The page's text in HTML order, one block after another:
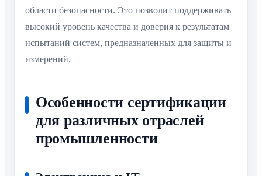
области безопасности. Это позволит поддерживать
высокий уровень качества и доверия к результатам
испытаний систем, предназначенных для защиты и
измерений.
Особенности сертификации
для различных отраслей
промышленности